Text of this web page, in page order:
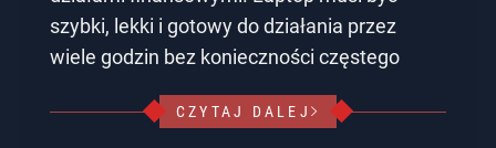
szybki, lekki i gotowy do działania przez
wiele godzin bez konieczności częstego
CZYTAJ DALEJ